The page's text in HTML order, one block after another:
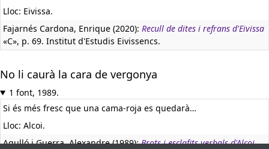
Lloc: Eivissa.
Fajarnés Cardona, Enrique (2020): Recull de dites i refrans d'Eivissa
«C», p. 69. Institut d'Estudis Eivissencs.
No li caurà la cara de vergonya
1 font, 1989.
Si és més fresc que una cama-roja es quedarà…
Lloc: Alcoi.
Agulló i Guerra, Alexandre (1989):Brots i esclafits verbals d'Alcoi